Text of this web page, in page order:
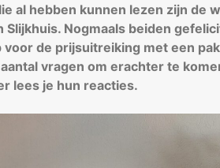
al hebben kunnen lezen zijn de
Slijkhuis. Nogmaals beiden
voor de prijsuitreiking met een
vragen om erachter te
lees je hun reacties.